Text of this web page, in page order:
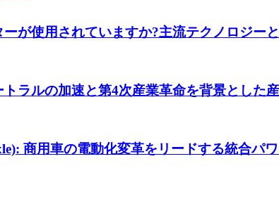
が使用されていますか?主流テクノロジー
ラルの加速と第4次産業革命を背景とした
商用車の電動化変革をリードする統合パ